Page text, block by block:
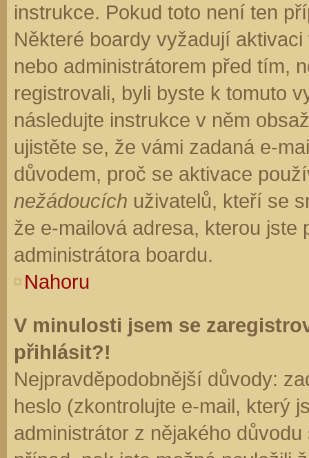
instrukce. Pokud toto není ten
Některé boardy vyžadují
nebo administrátorem před tím,
registrovali, byli byste k tomuto
následujte instrukce v něm
ujistěte se, že vámi zadaná e-
důvodem, proč se aktivace
nežádoucích uživatelů, kteří se
že e-mailová adresa, kterou jste
administrátora boardu.
Nahoru
V minulosti jsem se
přihlásit?!
Nejpravděpodobnější důvody:
heslo (zkontrolujte e-mail, který
administrátor z nějakého